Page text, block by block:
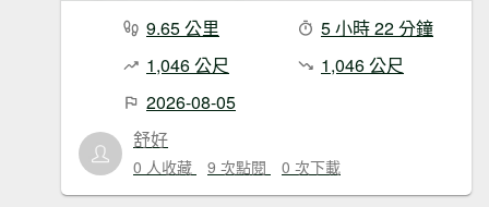
9.65 公里
5 小時 22 分鐘
1,046 公尺
1,046 公尺
2026-08-05
舒好
0 人收藏 9 次點閱 0 次下載